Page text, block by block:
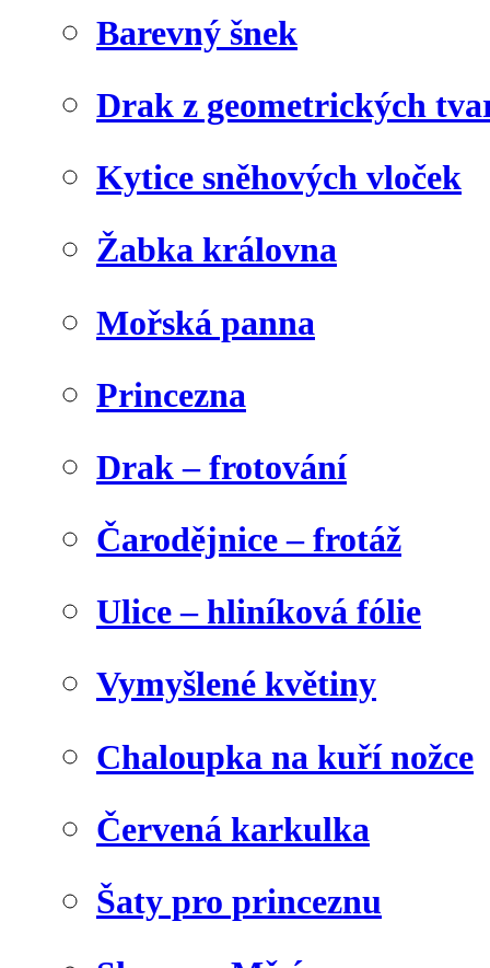
Barevný šnek
Drak z geometrických
Kytice sněhových vloček
Žabka královna
Mořská panna
Princezna
Drak – frotování
Čarodějnice – frotáž
Ulice – hliníková fólie
Vymyšlené květiny
Chaloupka na kuří nožce
Červená karkulka
Šaty pro princeznu